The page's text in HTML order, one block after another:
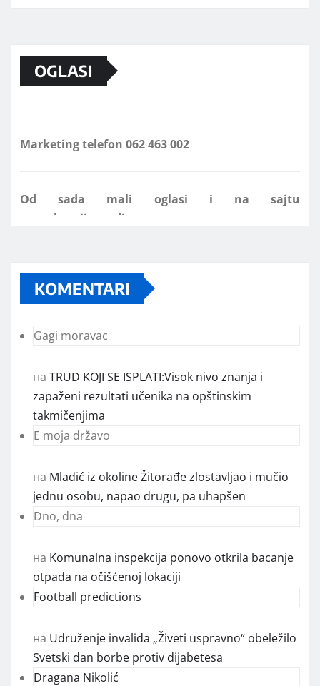
OGLASI
KOMENTARI
Gagi moravac
на TRUD KOJI SE ISPLATI:Visok nivo znanja i
zapaženi rezultati učenika na opštinskim
takmičenjima
E moja državo
на Mladić iz okoline Žitorađe zlostavljao i mučio
jednu osobu, napao drugu, pa uhapšen
Dno, dna
на Komunalna inspekcija ponovo otkrila bacanje
otpada na očišćenoj lokaciji
Football predictions
на Udruženje invalida „Živeti uspravno“ obeležilo
Svetski dan borbe protiv dijabetesa
Dragana Nikolić